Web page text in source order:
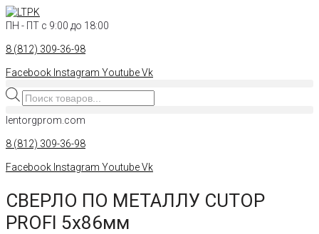
Перейти
кПН - ПТ с 9:00 до 18:00
8 (812) 309-36-98
Facebook Instagram YoutubeVk
Поиск
товаров
lentorgprom.com
8 (812) 309-36-98
Facebook Instagram YoutubeVk
СВЕРЛО ПО МЕТАЛЛУ CUTOP
PROFI 5х86мм